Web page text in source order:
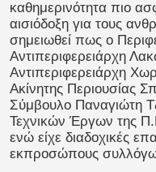
καθημερινότητα πιο
αισιόδοξη για τους
σημειωθεί πως ο
Αντιπεριφερειάρχη
Αντιπεριφερειάρχη
Ακίνητης Περιουσίας
Σύμβουλο Παναγιώτη
Τεχνικών Έργων της
ενώ είχε διαδοχικές
εκπροσώπους